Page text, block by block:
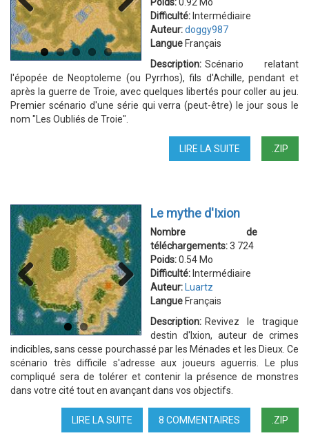
Previous Next
Difficulté: Intermédiaire
Auteur:doggy987
Langue Français
Description: Scénario relatant
l'épopée de Neoptoleme (ou Pyrrhos), fils d'Achille, pendant et
après la guerre de Troie, avec quelques libertés pour coller au jeu.
Premier scénario d'une série qui verra (peut-être) le jour sous le
nom "Les Oubliés de Troie".
.ZIP
LIRE LA SUITE
LES
NEOPTOLEME
Previous Next
Le mythe d'Ixion
Nombre de
téléchargements:3 724
Poids:0.54 Mo
Difficulté: Intermédiaire
Auteur:
Luartz
Langue Français
Description: Revivez le tragique
destin d'Ixion, auteur de crimes
indicibles, sans cesse pourchassé par les Ménades et les Dieux. Ce
scénario très difficile s'adresse aux joueurs aguerris. Le plus
compliqué sera de tolérer et contenir la présence de monstres
dans votre cité tout en avançant dans vos objectifs.
.ZIP
LIRE LA SUITE
LE
8 COMMENTAIRES